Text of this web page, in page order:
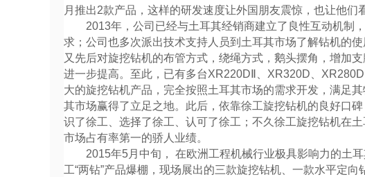
月推出2款产品，这样的研发速度让外国朋友震惊，也让他们
2013年，公司已经与土耳其经销商建立了良性互动机制
求；公司也多次派出技术支持人员到土耳其市场了解钻机的
又先后对旋挖钻机的布管方式，绕绳方式，鹅头摆角，增加
进一步提高。至此，已有多台XR220DⅡ、XR320D、
大的旋挖钻机产品，完全按照土耳其市场的需求开发，满足
其市场赢得了立足之地。此后，依靠徐工旋挖钻机的良好口
识了徐工、选择了徐工、认可了徐工；不久徐工旋挖钻机在
市场占有率第一的骄人业绩。
2015年5月中旬， 在欧洲工程机械行业极具影响力的土耳
工“两钻”产品爆棚，现场展出的三款旋挖钻机、一款水平定